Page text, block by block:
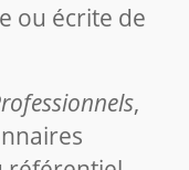
ou écrite de
,